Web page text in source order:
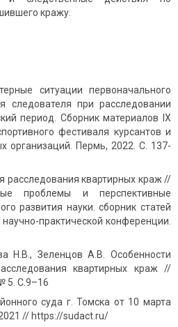
кражу.
ситуации первоначального
следователя при расследовании
период. Сборник материалов IX
фестиваля курсантов и
организаций. Пермь, 2022. С. 137-
расследования квартирных краж //
проблемы и перспективные
развития науки. сборник статей
практической конференции.
Н.В., Зеленцов А.В. Особенности
квартирных краж //
5. С.9–16
суда г. Томска от 10 марта
// https://sudact.ru/